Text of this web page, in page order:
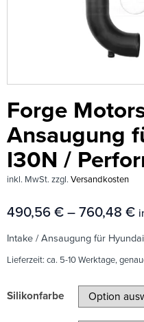
Forge
Ansaugung
I30N /
inkl. MwSt. zzgl. Versandkosten
490,56 € – 760,48 €
Intake / Ansaugung für
Lieferzeit: ca. 5-10 Werktage,
Silikonfarbe